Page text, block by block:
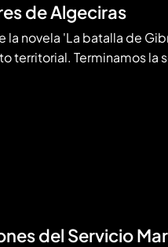
de Algeciras
la novela 'La batalla de
territorial. Terminamos
del Servicio